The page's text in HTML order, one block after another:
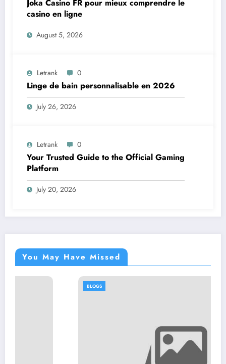
Joka Casino FR pour mieux comprendre le
casino en ligne
August 5, 2026
Letrank 0
Linge de bain personnalisable en 2026
July 26, 2026
Letrank 0
Your Trusted Guide to the Official Gaming
Platform
July 20, 2026
You May Have Missed